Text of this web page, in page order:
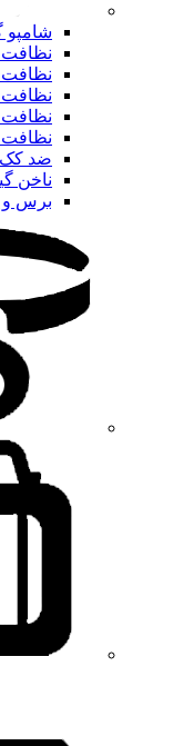
شامپو
نظافت
نظافت
نظافت
ضد کک
ناخن
برس و